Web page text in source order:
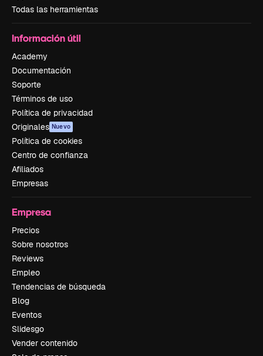
Todas las herramientas
Información útil
Academy
Documentación
Soporte
Términos de uso
Política de privacidad
Originales Nuevo
Política de cookies
Centro de confianza
Afiliados
Empresas
Empresa
Precios
Sobre nosotros
Reviews
Empleo
Tendencias de búsqueda
Blog
Eventos
Slidesgo
Vender contenido